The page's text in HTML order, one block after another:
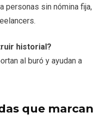
personas sin nómina fija,
historial?
al buró y ayudan a
que marcan